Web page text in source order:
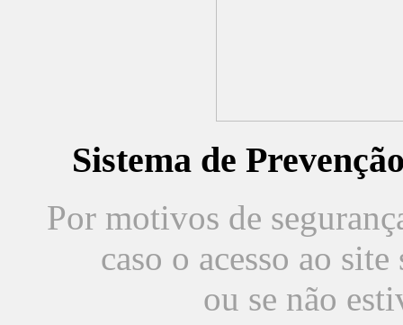
Sistema de
Por motivos de
caso o acesso ao
ou se não